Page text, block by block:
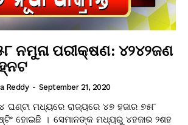
ନମୁନା ପରୀକ୍ଷଣ: ୪୨୪୨ଜଣ
Reddy - September 21, 2020
ମଧ୍ୟରେ ରାଜ୍ୟରେ ୪୭ ହଜାର ୭୫୮
ହୋଇଛି । ସେମାନଙ୍କ ମଧ୍ୟରୁ ୪ହଜାର ୨ଶହ